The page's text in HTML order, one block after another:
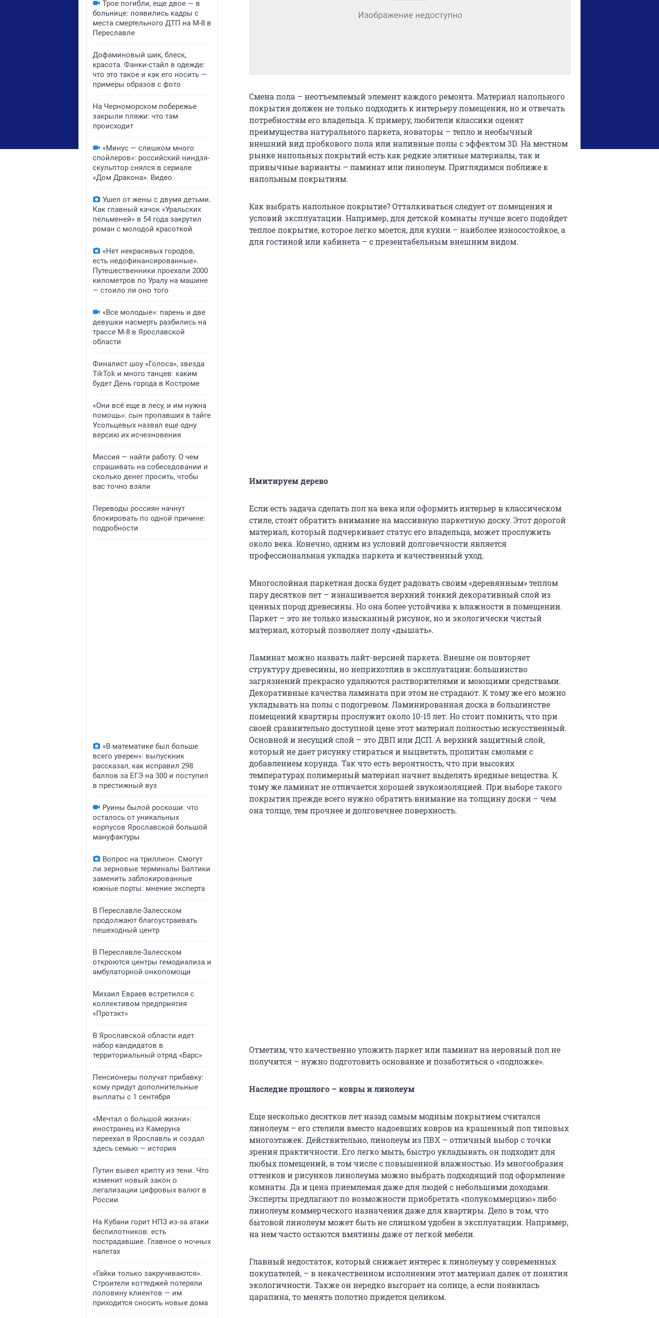
Трое погибли, еще двое — в
больнице: появились кадры с
места смертельного ДТП на М-8 в
Переславле
Дофаминовый шик, блеск,
красота. Фанки-стайл в одежде:
что это такое и как его носить —
примеры образов с фото
На Черноморском побережье
закрыли пляжи: что там
происходит
«Минус — слишком много
спойлеров»: российский ниндзя-
скульптор снялся в сериале
«Дом Дракона». Видео
Ушел от жены с двумя детьми.
Как главный качок «Уральских
пельменей» в 54 года закрутил
роман с молодой красоткой
«Нет некрасивых городов,
есть недофинансированные».
Путешественники проехали 2000
километров по Уралу на машине
— стоило ли оно того
«Все молодые»: парень и две
девушки насмерть разбились на
трассе М-8 в Ярославской
области
Финалист шоу «Голоса», звезда
TikTok и много танцев: каким
будет День города в Костроме
«Они всё еще в лесу, и им нужна
помощь»: сын пропавших в тайге
Усольцевых назвал еще одну
версию их исчезновения
Миссия — найти работу. О чем
спрашивать на собеседовании и
сколько денег просить, чтобы
вас точно взяли
Переводы россиян начнут
блокировать по одной причине:
подробности
«В математике был больше
всего уверен»: выпускник
рассказал, как исправил 298
баллов за ЕГЭ на 300 и поступил
в престижный вуз
Руины былой роскоши: что
осталось от уникальных
корпусов Ярославской большой
мануфактуры
Вопрос на триллион. Смогут
ли зерновые терминалы Балтики
заменить заблокированные
южные порты: мнение эксперта
В Переславле-Залесском
продолжают благоустраивать
пешеходный центр
​​​​В Переславле-Залесском
откроются центры гемодиализа и
амбулаторной онкопомощи
Михаил Евраев встретился с
коллективом предприятия
«Протэкт»
В Ярославской области идет
набор кандидатов в
территориальный отряд «Барс»
Пенсионеры получат прибавку:
кому придут дополнительные
выплаты с 1 сентября
«Мечтал о большой жизни»:
иностранец из Камеруна
переехал в Ярославль и создал
здесь семью — история
Путин вывел крипту из тени. Что
изменит новый закон о
легализации цифровых валют в
России
На Кубани горит НПЗ из-за атаки
беспилотников: есть
пострадавшие. Главное о ночных
налетах
«Гайки только закручиваются».
Строители коттеджей потеряли
половину клиентов — им
приходится сносить новые дома
Смена пола – неотъемлемый элемент каждого ремонта. Материал напольного
покрытия должен не только подходить к интерьеру помещения, но и отвечать
потребностям его владельца. К примеру, любители классики оценят
преимущества натурального паркета, новаторы – тепло и необычный
внешний вид пробкового пола или наливные полы с эффектом 3D. На местном
рынке напольных покрытий есть как редкие элитные материалы, так и
привычные варианты – ламинат или линолеум. Приглядимся поближе к
напольным покрытиям.
Как выбрать напольное покрытие? Отталкиваться следует от помещения и
условий эксплуатации. Например, для детской комнаты лучше всего подойдет
теплое покрытие, которое легко моется, для кухни – наиболее износостойкое, а
для гостиной или кабинета – с презентабельным внешним видом.
Имитируем дерево
Если есть задача сделать пол на века или оформить интерьер в классическом
стиле, стоит обратить внимание на массивную паркетную доску. Этот дорогой
материал, который подчеркивает статус его владельца, может прослужить
около века. Конечно, одним из условий долговечности является
профессиональная укладка паркета и качественный уход.
Многослойная паркетная доска будет радовать своим «деревянным» теплом
пару десятков лет – изнашивается верхний тонкий декоративный слой из
ценных пород древесины. Но она более устойчива к влажности в помещении.
Паркет – это не только изысканный рисунок, но и экологически чистый
материал, который позволяет полу «дышать».
Ламинат можно назвать лайт-версией паркета. Внешне он повторяет
структуру древесины, но неприхотлив в эксплуатации: большинство
загрязнений прекрасно удаляются растворителями и моющими средствами.
Декоративные качества ламината при этом не страдают. К тому же его можно
укладывать на полы с подогревом. Ламинированная доска в большинстве
помещений квартиры прослужит около 10-15 лет. Но стоит помнить, что при
своей сравнительно доступной цене этот материал полностью искусственный.
Основной и несущий слой – это ДВП или ДСП. А верхний защитный слой,
который не дает рисунку стираться и выцветать, пропитан смолами с
добавлением корунда. Так что есть вероятность, что при высоких
температурах полимерный материал начнет выделять вредные вещества. К
тому же ламинат не отличается хорошей звукоизоляцией. При выборе такого
покрытия прежде всего нужно обратить внимание на толщину доски – чем
она толще, тем прочнее и долговечнее поверхность.
Отметим, что качественно уложить паркет или ламинат на неровный пол не
получится – нужно подготовить основание и позаботиться о «подложке».
Наследие прошлого – ковры и линолеум
Еще несколько десятков лет назад самым модным покрытием считался
линолеум – его стелили вместо надоевших ковров на крашенный пол типовых
многоэтажек. Действительно, линолеум из ПВХ – отличный выбор с точки
зрения практичности. Его легко мыть, быстро укладывать, он подходит для
любых помещений, в том числе с повышенной влажностью. Из многообразия
оттенков и рисунков линолеума можно выбрать подходящий под оформление
комнаты. Да и цена приемлемая даже для людей с небольшими доходами.
Эксперты предлагают по возможности приобретать «полукоммерцию» либо
линолеум коммерческого назначения даже для квартиры. Дело в том, что
бытовой линолеум может быть не слишком удобен в эксплуатации. Например,
на нем часто остаются вмятины даже от легкой мебели.
Главный недостаток, который снижает интерес к линолеуму у современных
покупателей, – в некачественном исполнении этот материал далек от понятия
экологичности. Также он нередко выгорает на солнце, а если появилась
царапина, то менять полотно придется целиком.